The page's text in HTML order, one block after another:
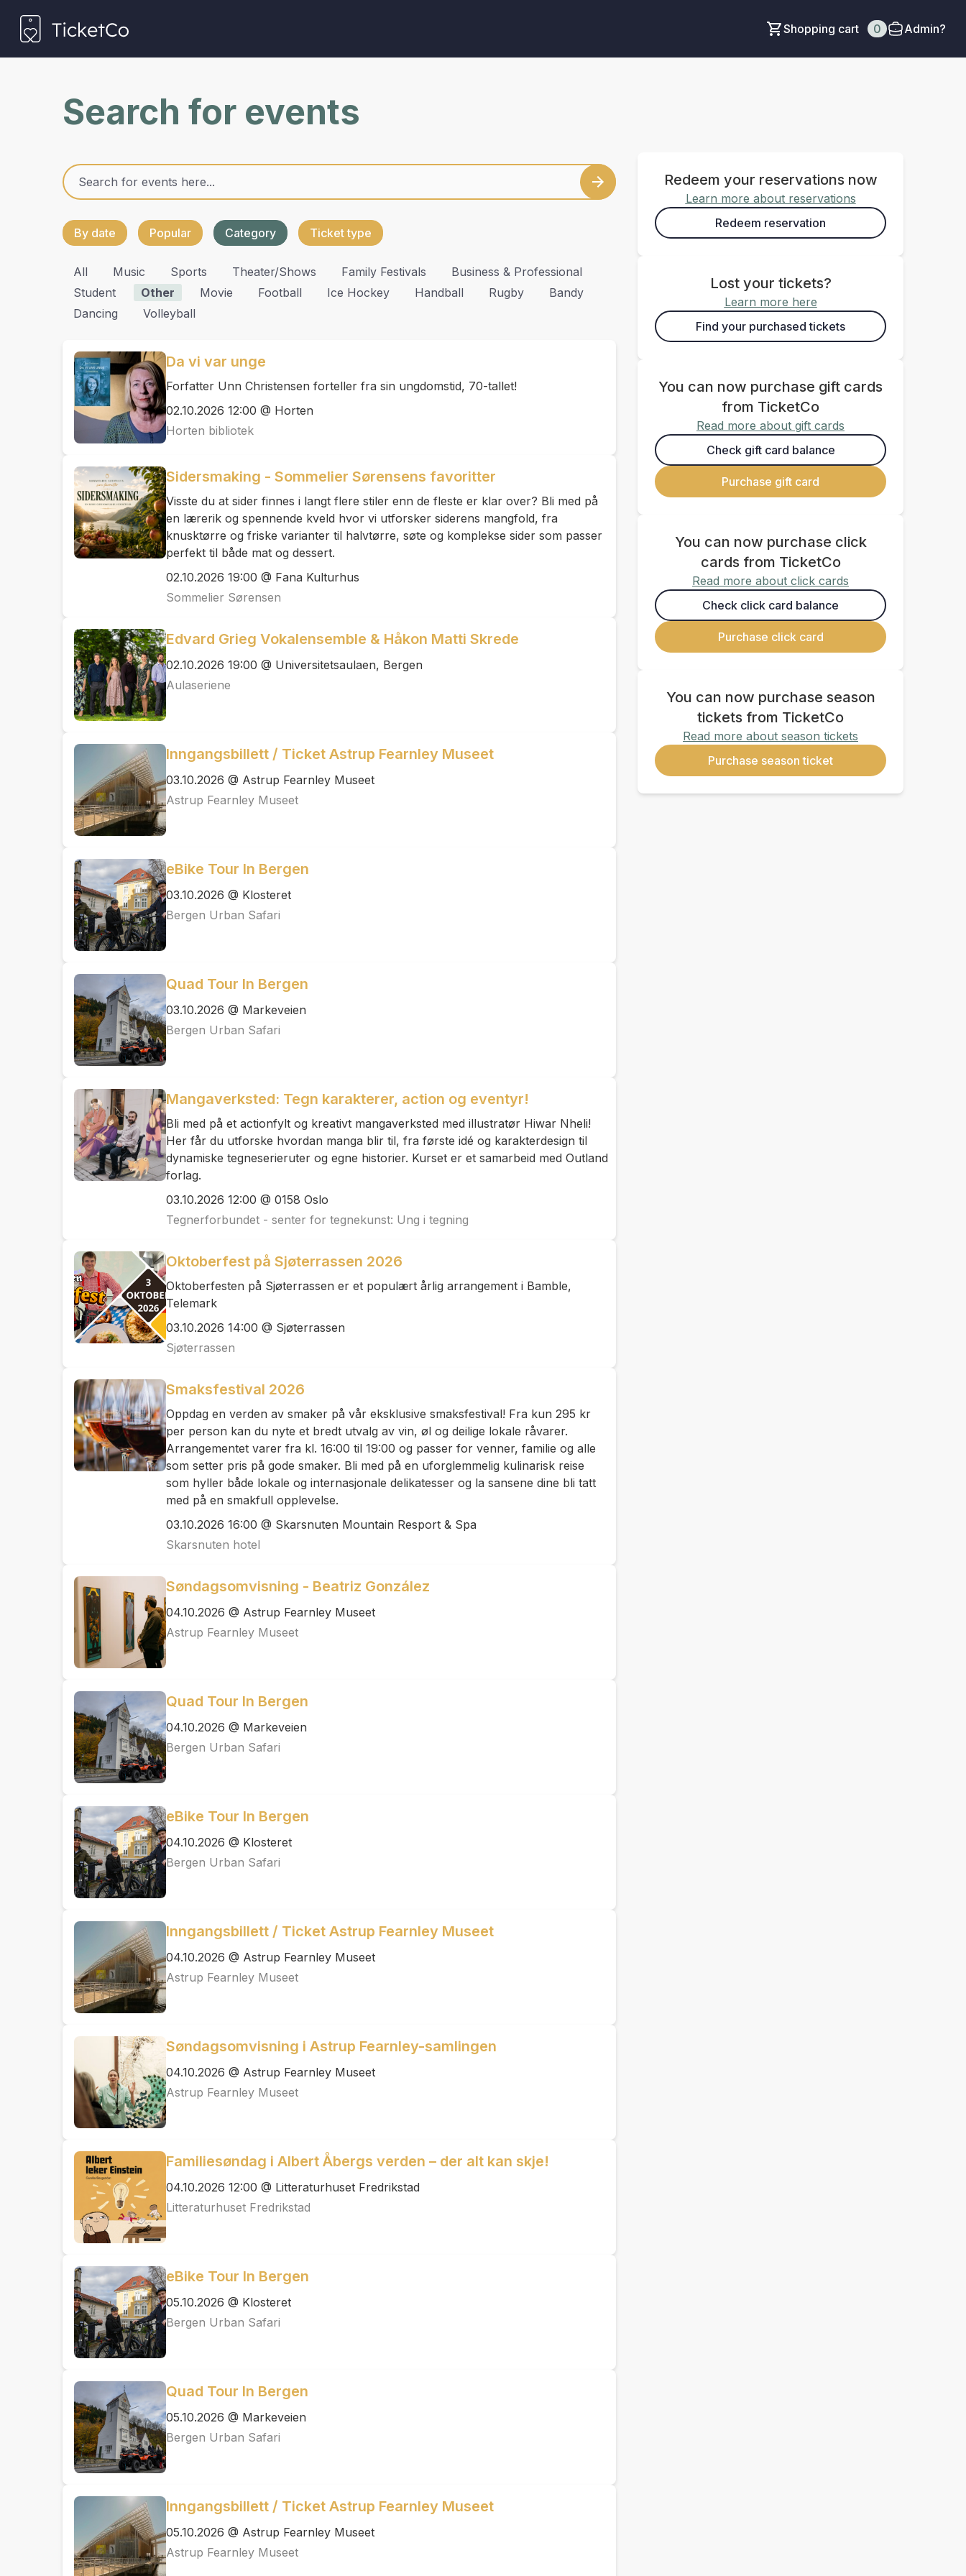
Shopping cart 0 Admin?
Search for events
By date Popular Category Ticket type
All Music Sports Theater/shows Family Festivals
Business & Professional
Student
Other Movie Football Ice Hockey Handball Rugby
Bandy
Dancing
Volleyball
Da vi var unge
Forfatter Unn Christensen forteller fra sin ungdomstid, 70-tallet!
02.10.2026 12:00 @ Horten
Horten bibliotek
Sidersmaking - Sommelier Sørensens favoritter
Visste du at sider finnes i langt flere stiler enn de fleste er klar over? Bli med på
en lærerik og spennende kveld hvor vi utforsker siderens mangfold, fra
knusktørre og friske varianter til halvtørre, søte og komplekse sider som passer
perfekt til både mat og dessert.
02.10.2026 19:00 @ Fana Kulturhus
Sommelier Sørensen
Edvard Grieg Vokalensemble & Håkon Matti Skrede
02.10.2026 19:00 @ Universitetsaulaen, Bergen
Aulaseriene
Inngangsbillett / Ticket Astrup Fearnley Museet
03.10.2026 @ Astrup Fearnley Museet
Astrup Fearnley Museet
eBike Tour In Bergen
03.10.2026 @ Klosteret
Bergen Urban Safari
Quad Tour In Bergen
03.10.2026 @ Markeveien
Bergen Urban Safari
Mangaverksted: Tegn karakterer, action og eventyr!
‍Bli med på et actionfylt og kreativt mangaverksted med illustratør Hiwar Nheli!
Her får du utforske hvordan manga blir til, fra første idé og karakterdesign til
dynamiske tegneserieruter og egne historier. Kurset er et samarbeid med Outland
forlag.
03.10.2026 12:00 @ 0158 Oslo
Tegnerforbundet - senter for tegnekunst: Ung i tegning
Oktoberfest på Sjøterrassen 2026
Oktoberfesten på Sjøterrassen er et populært årlig arrangement i Bamble,
Telemark
03.10.2026 14:00 @ Sjøterrassen
Sjøterrassen
Smaksfestival 2026
Oppdag en verden av smaker på vår eksklusive smaksfestival! Fra kun 295 kr
per person kan du nyte et bredt utvalg av vin, øl og deilige lokale råvarer.
Arrangementet varer fra kl. 16:00 til 19:00 og passer for venner, familie og alle
som setter pris på gode smaker. Bli med på en uforglemmelig kulinarisk reise
som hyller både lokale og internasjonale delikatesser og la sansene dine bli tatt
med på en smakfull opplevelse.
03.10.2026 16:00 @ Skarsnuten Mountain Resport & Spa
Skarsnuten hotel
Søndagsomvisning - Beatriz González
04.10.2026 @ Astrup Fearnley Museet
Astrup Fearnley Museet
Quad Tour In Bergen
04.10.2026 @ Markeveien
Bergen Urban Safari
eBike Tour In Bergen
04.10.2026 @ Klosteret
Bergen Urban Safari
Inngangsbillett / Ticket Astrup Fearnley Museet
04.10.2026 @ Astrup Fearnley Museet
Astrup Fearnley Museet
Søndagsomvisning i Astrup Fearnley-samlingen
04.10.2026 @ Astrup Fearnley Museet
Astrup Fearnley Museet
Familiesøndag i Albert Åbergs verden – der alt kan skje!
04.10.2026 12:00 @ Litteraturhuset Fredrikstad
Litteraturhuset Fredrikstad
eBike Tour In Bergen
05.10.2026 @ Klosteret
Bergen Urban Safari
Quad Tour In Bergen
05.10.2026 @ Markeveien
Bergen Urban Safari
Inngangsbillett / Ticket Astrup Fearnley Museet
05.10.2026 @ Astrup Fearnley Museet
Astrup Fearnley Museet
Redeem your reservations now
Learn more about reservations
Redeem reservation
Lost your tickets?
Learn more here
Find your purchased tickets
You can now purchase gift cards
from TicketCo
Read more about gift cards
Check gift card balance
Purchase gift card
You can now purchase click
cards from TicketCo
Read more about click cards
Check click card balance
Purchase click card
You can now purchase season
tickets from TicketCo
Read more about season tickets
Purchase season ticket